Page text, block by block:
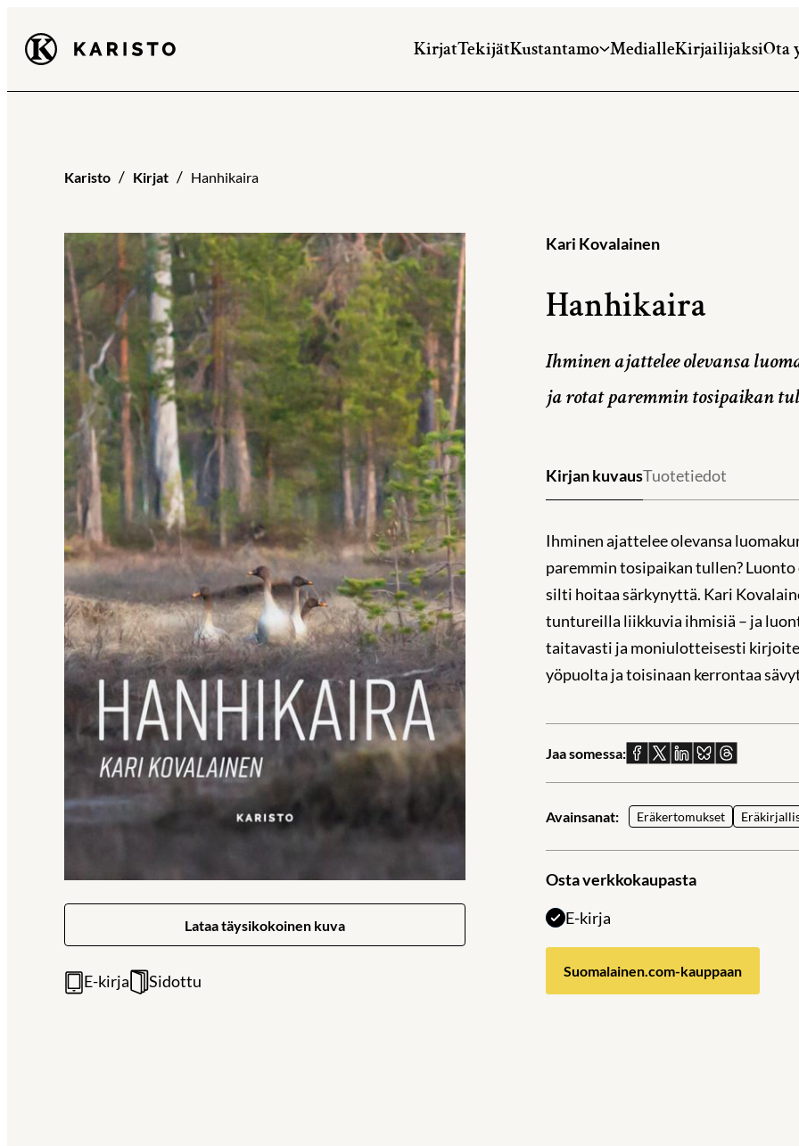
suoraan
Karisto KirjatTekijätKustantamo MedialleKirjailijaksiOta
Karisto Kirjat Hanhikaira
Lataa täysikokoinen kuva
E-kirja Sidottu
Kari Kovalainen
Hanhikaira
Ihminen ajattelee olevansa
ja rotat paremmin tosipaikan
Kirjan kuvausTuotetiedot
Ihminen ajattelee olevansa
paremmin tosipaikan tullen?
silti hoitaa särkynyttä. Kari
tuntureilla liikkuvia ihmisiä – ja
taitavasti ja moniulotteisesti
yöpuolta ja toisinaan kerrontaa
Jaa somessa:Jaa
Facebookissa
Jaa
X:ssä
Jaa
Linkedinissä
Jaa
Blueskyssä
Jaa
Avainsanat: Eräkertomukset
Osta verkkokaupasta
E-kirja
Suomalainen.com-kauppaan